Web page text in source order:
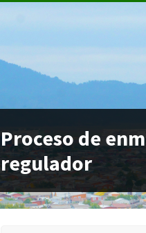
Proceso de
regulador